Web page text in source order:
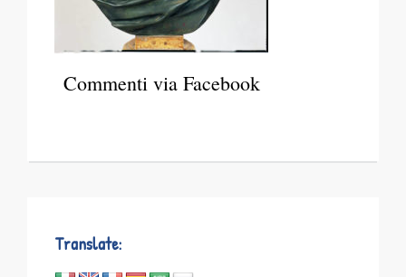
Commenti via Facebook
Translate: